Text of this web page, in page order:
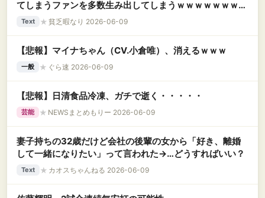
てしまうファンを多数生み出してしまうｗｗｗｗｗｗｗｗ
ｗｗｗｗ
Text ★ 貧乏暇なり 2026-06-09
【悲報】マイナちゃん（CV.小倉唯）、消えるｗｗｗ
一般 ★ ぐら速 2026-06-09
【悲報】日清食品冷凍、ガチで逝く・・・・・
芸能 ★ NEWSまとめもりー 2026-06-09
妻子持ちの32歳だけど会社の後輩の女から「好き、離婚
して一緒になりたい」って言われた→…どうすればいい？
Text ★ カオスちゃんねる 2026-06-09